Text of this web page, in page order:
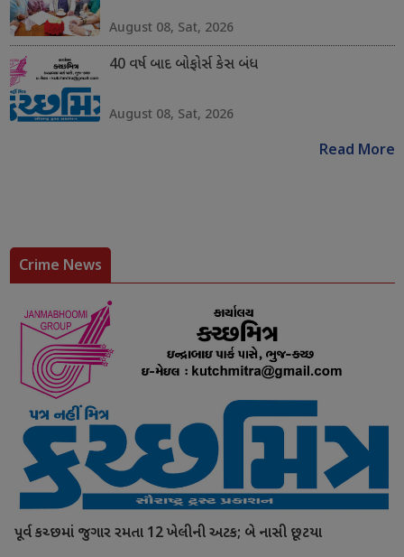
August 08, Sat, 2026
40 વર્ષ બાદ બોફોર્સ કેસ બંધ
August 08, Sat, 2026
Read More
Crime News
પૂર્વ કચ્છમાં જુગાર રમતા 12 ખેલીની અટક; બે નાસી છૂટયા